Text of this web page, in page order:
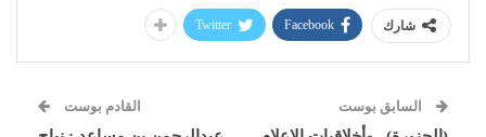
شارك Facebook
Twitter
السابق بوست القادم بوست